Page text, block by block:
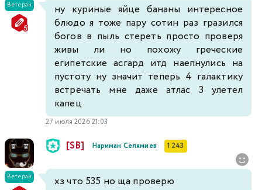
Ветеран
ну куриные яйце бананы интересное
блюдо я тоже пару сотин раз гразился
богов в пыль стереть просто проверя
живы ли но похожу греческие
египетские асгард итд наепнулись на
пустоту ну значит теперь 4 галактику
встречать мне даже атлас 3 улетел
капец
27 июля 2026 21:03
Ветеран
[SB] Нариман Селямиев 1 243
хз что 535 но ща проверю